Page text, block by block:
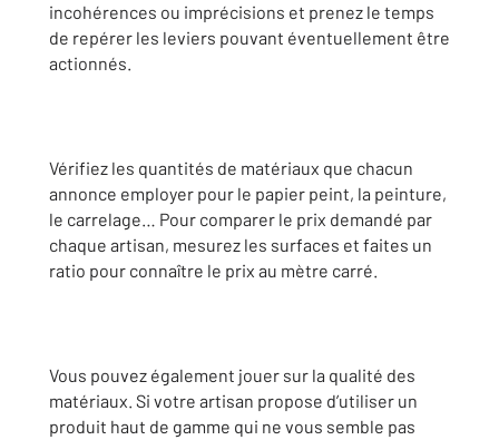
incohérences ou imprécisions et prenez le temps
de repérer les leviers pouvant éventuellement être
actionnés.
Vérifiez les quantités de matériaux que chacun
annonce employer pour le papier peint, la peinture,
le carrelage… Pour comparer le prix demandé par
chaque artisan, mesurez les surfaces et faites un
ratio pour connaître le prix au mètre carré.
Vous pouvez également jouer sur la qualité des
matériaux. Si votre artisan propose d’utiliser un
produit haut de gamme qui ne vous semble pas